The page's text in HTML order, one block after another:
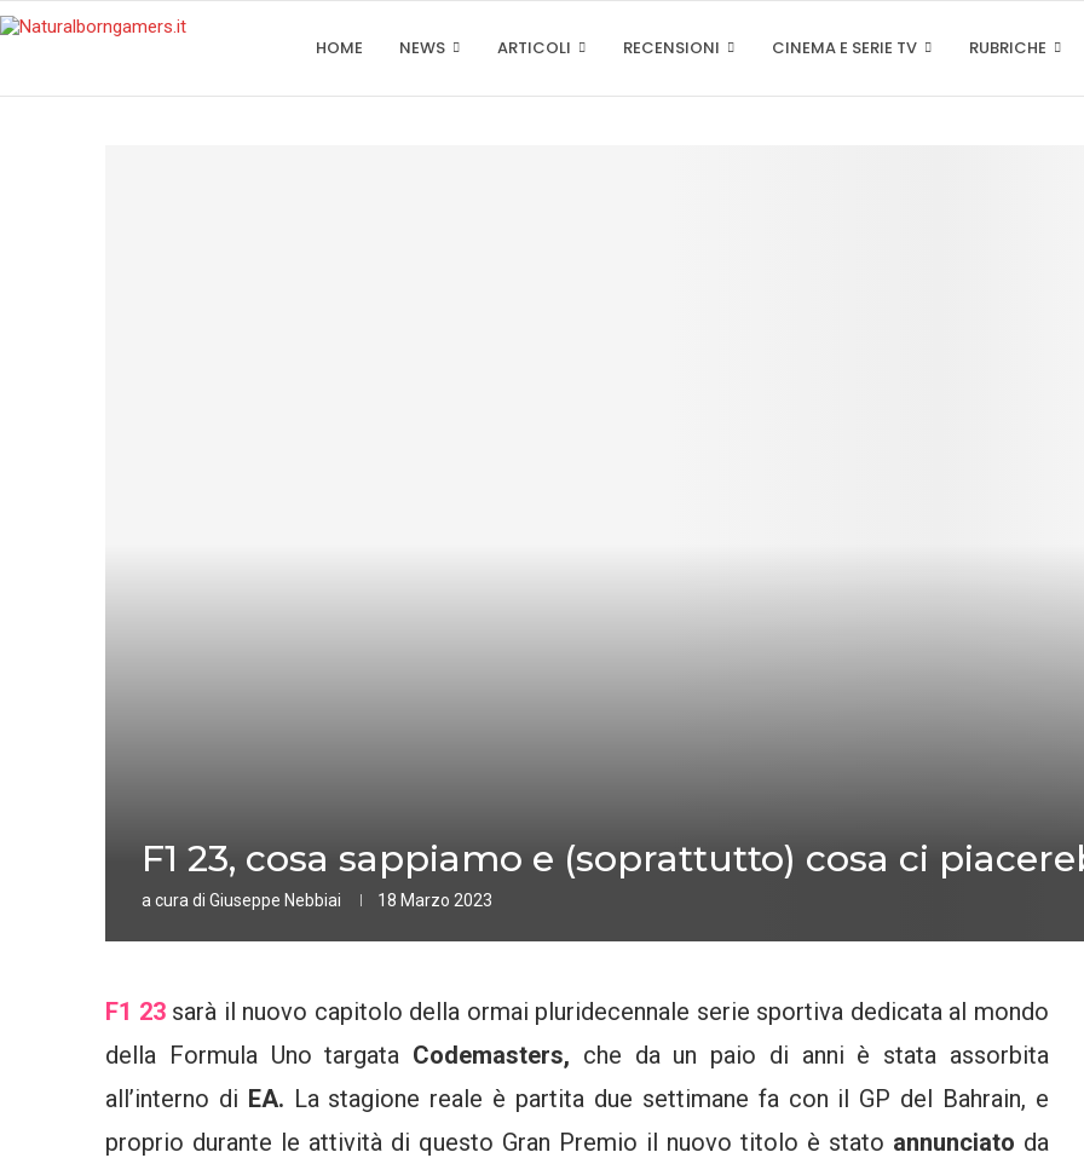
HOME NEWS ARTICOLI RECENSIONI CINEMA E SERIE TV RUBRICHE
F1 23, cosa sappiamo e (soprattutto) cosa ci
a cura di Giuseppe Nebbiai 18 Marzo 2023
F1 23 sarà il nuovo capitolo della ormai pluridecennale serie sportiva dedicata al mondo
della Formula Uno targata Codemasters, che da un paio di anni è stata assorbita
all’interno di EA. La stagione reale è partita due settimane fa con il GP del Bahrain, e
proprio durante le attività di questo Gran Premio il nuovo titolo è stato annunciato da